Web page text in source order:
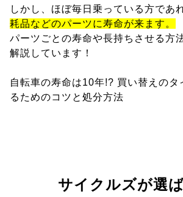
しかし、ほぼ毎日乗っている方であ
耗品などのパーツに寿命が来ます。
パーツごとの寿命や長持ちさせる方
解説しています！
自転車の寿命は10年!? 買い替えのタ
るためのコツと処分方法
サイクルズが選